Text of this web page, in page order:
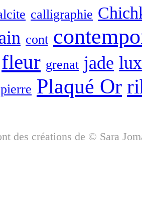
calligraphie
cont
fleur grenat jade
pierre Plaqué Or
des créations de © Sara